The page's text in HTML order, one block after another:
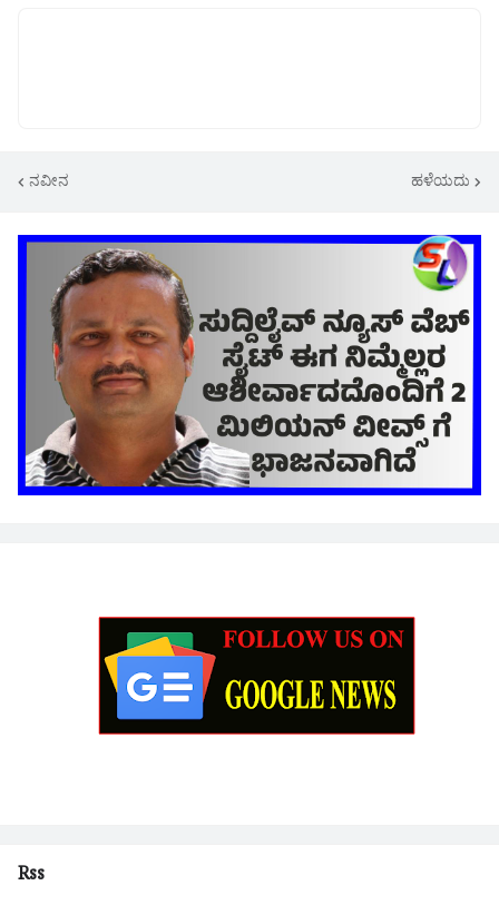
ನವೀನ ಹಳೆಯದು
Rss